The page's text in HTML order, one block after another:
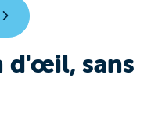
d'œil, sans